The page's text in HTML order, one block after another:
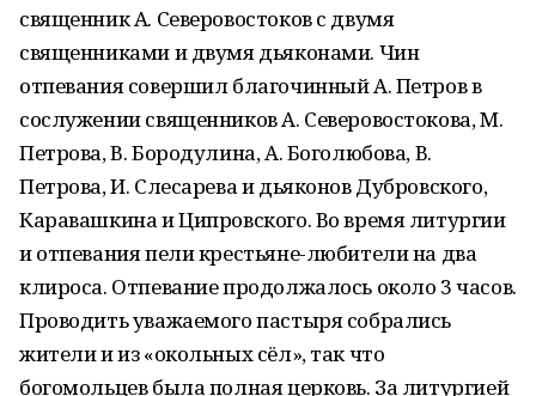
священник А. Северовостоков с двумя
священниками и двумя дьяконами. Чин
отпевания совершил благочинный А. Петров в
сослужении священников А. Северовостокова, М.
Петрова, В. Бородулина, А. Боголюбова, В.
Петрова, И. Слесарева и дьяконов Дубровского,
Каравашкина и Ципровского. Во время литургии
и отпевания пели крестьяне-любители на два
клироса. Отпевание продолжалось около 3 часов.
Проводить уважаемого пастыря собрались
жители и из «окольных сёл», так что
богомольцев была полная церковь. За литургией